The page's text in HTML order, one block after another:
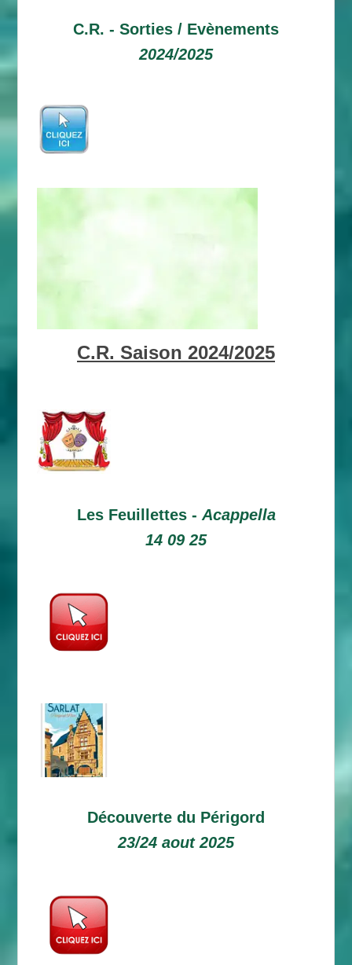
C.R. - Sorties / Evènements
2024/2025
C.R. Saison 2024/2025
Les Feuillettes - Acappella
14 09 25
Découverte du Périgord
23/24 aout 2025